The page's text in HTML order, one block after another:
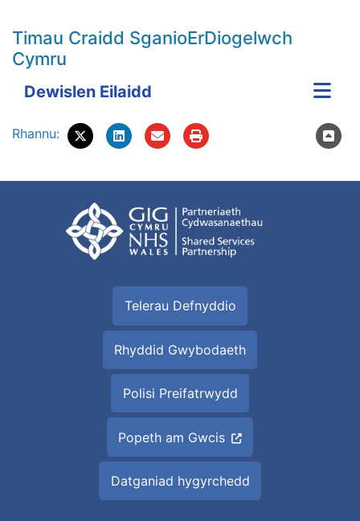
Timau Craidd SganioErDiogelwch
Cymru
Dewislen Eilaidd
Rhannu:
Telerau Defnyddio
Rhyddid Gwybodaeth
Polisi Preifatrwydd
Popeth am Gwcis
Datganiad hygyrchedd